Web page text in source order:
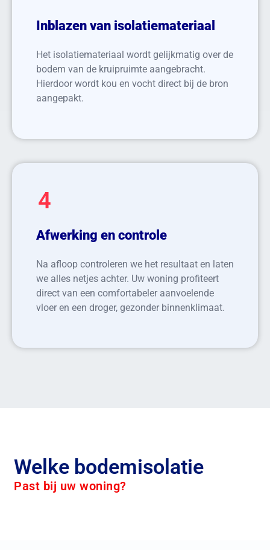
Inblazen van isolatiemateriaal
Het isolatiemateriaal wordt gelijkmatig over de
bodem van de kruipruimte aangebracht.
Hierdoor wordt kou en vocht direct bij de bron
aangepakt.
4
Afwerking en controle
Na afloop controleren we het resultaat en laten
we alles netjes achter. Uw woning profiteert
direct van een comfortabeler aanvoelende
vloer en een droger, gezonder binnenklimaat.
Welke bodemisolatie
Past bij uw woning?